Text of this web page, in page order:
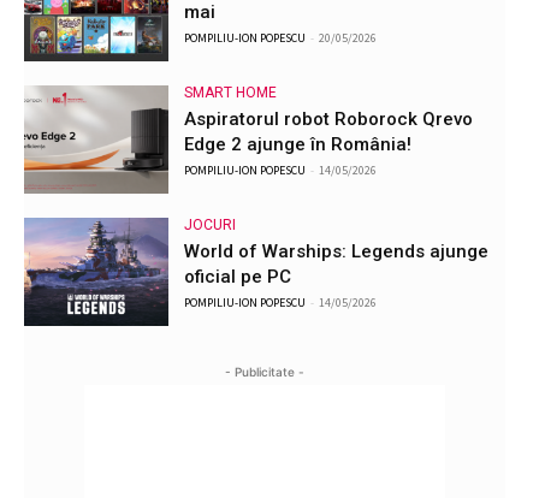
mai
POMPILIU-ION POPESCU - 20/05/2026
SMART HOME
Aspiratorul robot Roborock Qrevo
Edge 2 ajunge în România!
POMPILIU-ION POPESCU - 14/05/2026
JOCURI
World of Warships: Legends ajunge
oficial pe PC
POMPILIU-ION POPESCU - 14/05/2026
- Publicitate -